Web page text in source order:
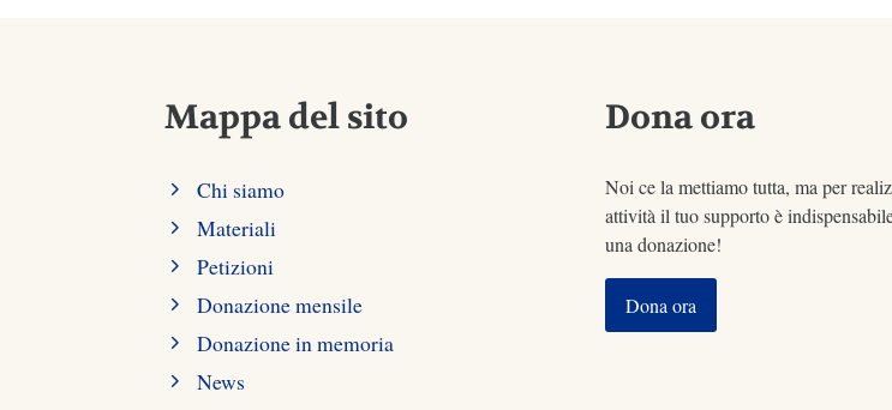
Mappa del sito
Chi siamo
Materiali
Petizioni
Donazione mensile
Donazione in memoria
News
Dona ora
Noi ce la mettiamo tutta, ma per
attività il tuo supporto è
una donazione!
Dona ora